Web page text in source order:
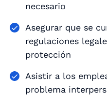
necesario
Asegurar que se
regulaciones
protección
Asistir a los
problema